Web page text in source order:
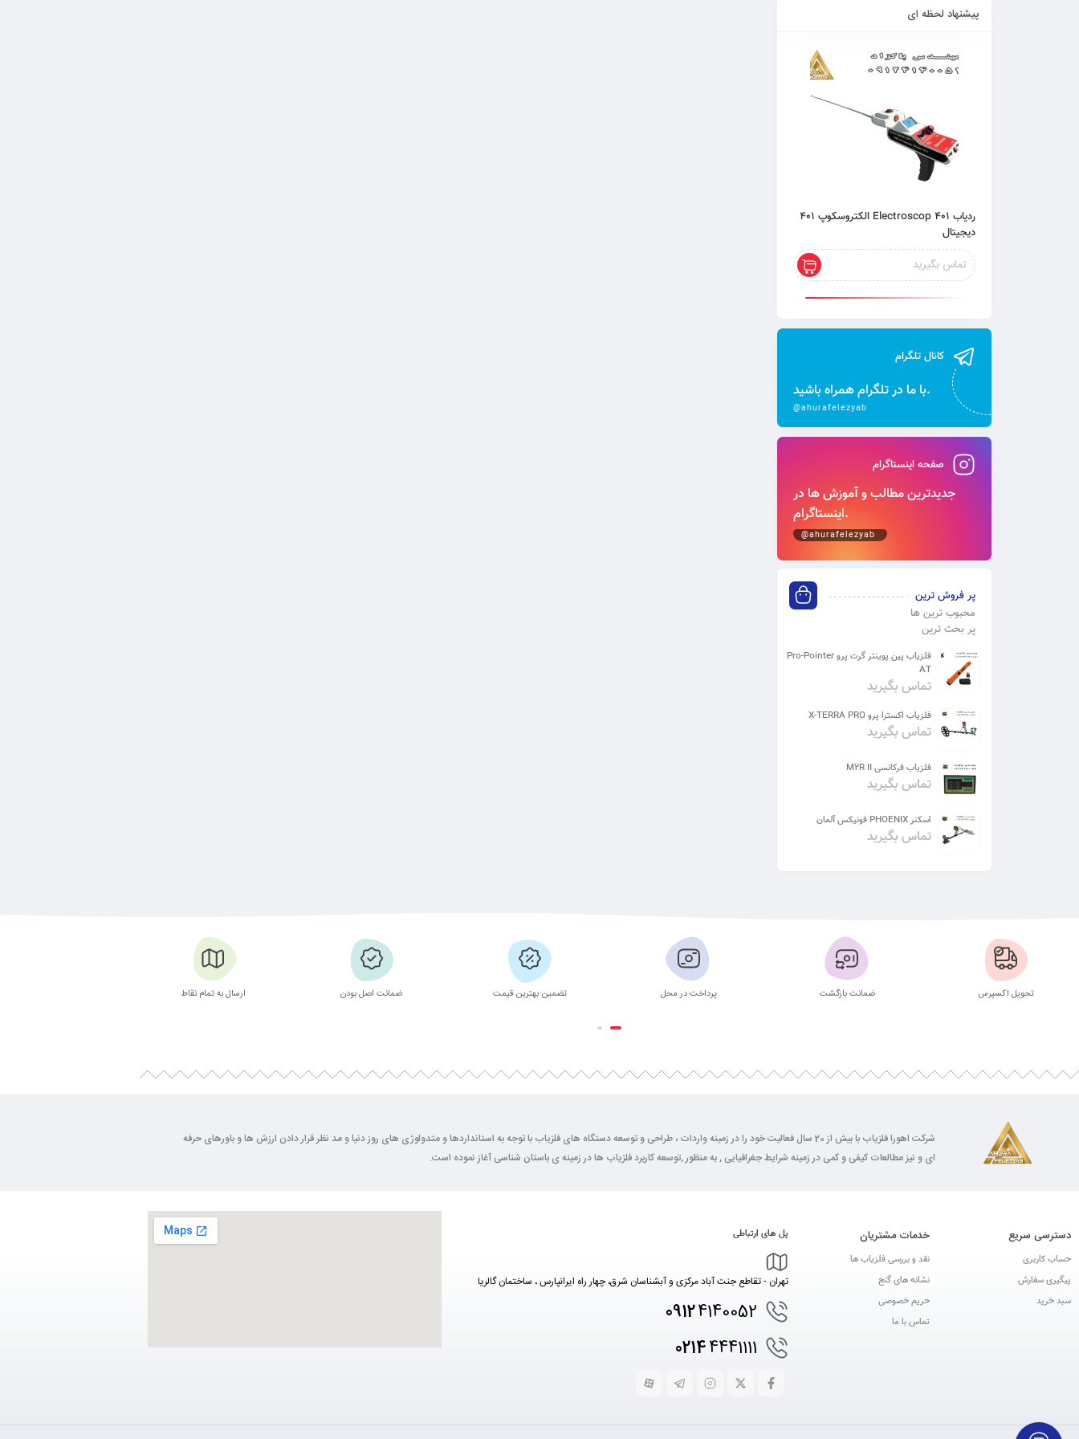
پیشنهاد لحظه ای
ردیاب 401 Electroscop الکتروسکوپ 401
دیجیتال
تماس بگیرید
کانال تلگرام
با ما در تلگرام همراه باشید.
@ahurafelezyab
صفحه اینستاگرام
جدیدترین مطالب و آموزش‌ ها در
اینستاگرام.
@ahurafelezyab
پر فروش ترین
محبوب ترین ها
پر بحث ترین
فلزیاب پین پوینتر گرت پرو Pro-Pointer
AT
تماس بگیرید
فلزیاب اکسترا پرو X-TERRA PRO
تماس بگیرید
فلزیاب فرکانسی M2R II
تماس بگیرید
اسکنر PHOENIX فونیکس آلمان
تماس بگیرید
تحویل اکسپرس ضمانت بازگشت پرداخت در محل تضمین بهترین قیمت ضمانت اصل بودن ارسال به تمام نقاط
شرکت اهورا فلزیاب با بیش از 20 سال فعالیت خود را در زمینه واردات ، طراحی و توسعه دستگاه های فلزیاب با توجه به استانداردها و متدولوژی های روز دنیا و مد نظر قرار دادن ارزش ها و باورهای حرفه
ای و نیز مطالعات کیفی و کمی در زمینه شرایط جغرافیایی , به منظور ,توسعه کاربرد فلزیاب ها در زمینه ی باستان شناسی آغاز نموده است.
دسترسی سریع
حساب کاربری
پیگیری سفارش
سبد خرید
خدمات مشتریان
نقد و بررسی فلزیاب ها
نشانه های گنج
حریم خصوصی
تماس با ما
پل های ارتباطی
تهران - تقاطع جنت آباد مرکزی و آبشناسان شرق، چهار راه ایرانپارس ، ساختمان گالریا
09124140052
02144441111